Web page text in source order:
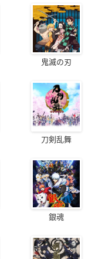
鬼滅の刃
刀剣乱舞
銀魂